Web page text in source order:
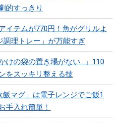
的すっきり
イテムが770円！魚がグリルよ
調理トレー」が万能すぎ
けの袋の置き場がない…」110
をスッキリ整える技
飯マグ」は電子レンジでご飯1
手入れ簡単！